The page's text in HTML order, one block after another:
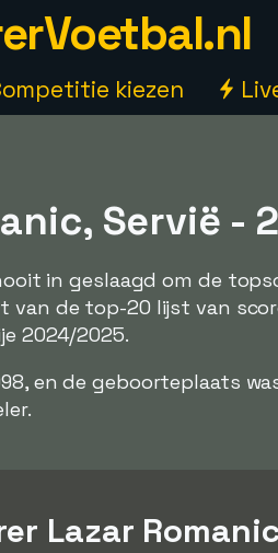
kiezen
Servië -
in geslaagd om de
van de top-20 lijst van
2024/2025.
en de geboorteplaats
Lazar Romanic